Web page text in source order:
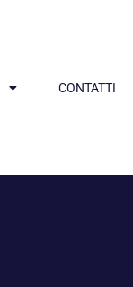
CONTATTI